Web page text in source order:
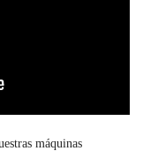
máquinas